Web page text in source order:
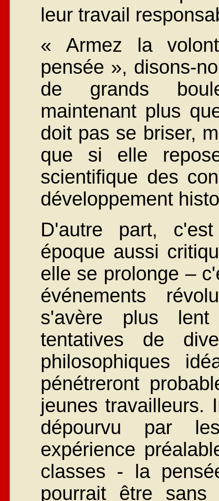
leur travail
« Armez la
pensée », disons-
de grands
maintenant plus
doit pas se briser,
que si elle
scientifique des
développement
D'autre part,
époque aussi
elle se prolonge –
événements
s'avère plus
tentatives de
philosophiques
pénétreront
jeunes travailleurs.
dépourvu par
expérience
classes - la
pourrait être sans